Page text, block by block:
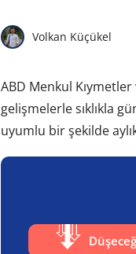
Volkan Küçükel
ABD Menkul
gelişmelerle sıklıkla
uyumlu bir şekilde